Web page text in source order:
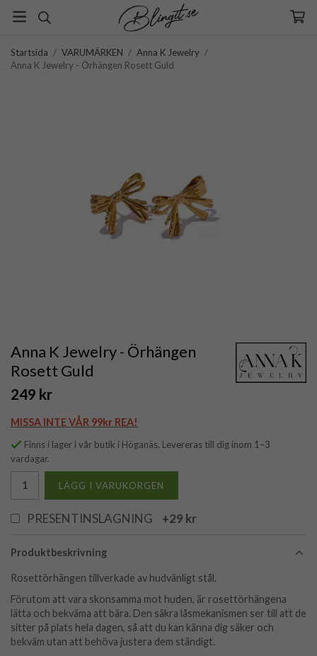
Startsida / VARUMÄRKEN / Anna K Jewelry /
Anna K Jewelry - Örhängen Rosett Guld
Anna K Jewelry - Örhängen
Rosett Guld
249 kr
MISSA INTE VÅR 99kr REA!
Finns i lager i vår butik i Höganäs. Levereras till dig inom 1–3
vardagar.
LÄGG I VARUKORGEN
PRESENTINSLAGNING +29 kr
Produktbeskrivning
Rosettörhängen tillverkade av hudvänligt stål.
Förutom att vara skonsamma mot huden, är rosettörhängena
lätta och bekväma att bära. Den säkra låsmekanismen ser till att de
sitter på plats hela dagen, så att du kan känna dig säker och
bekväm utan att behöva justera dem ständigt.